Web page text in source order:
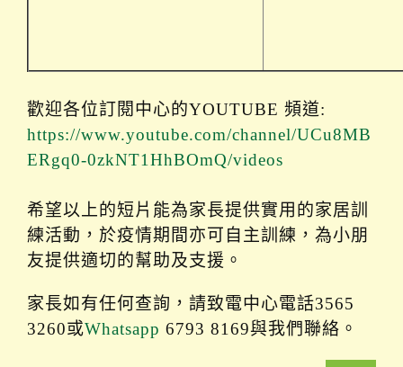
歡迎各位訂閱中心的YOUTUBE 頻道:
https://www.youtube.com/channel/UCu8MB
ERgq0-0zkNT1HhBOmQ/videos
希望以上的短片能為家長提供實用的家居訓
練活動，於疫情期間亦可自主訓練，為小朋
友提供適切的幫助及支援。
家長如有任何查詢，請致電中心電話3565
3260或Whatsapp 6793 8169與我們聯絡。